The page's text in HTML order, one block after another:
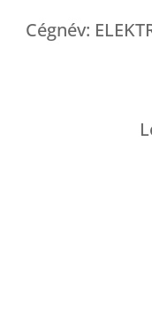
Cégnév: